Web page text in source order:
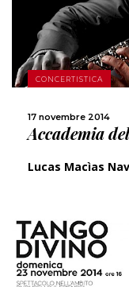
CONCERTISTICA
17 novembre 2014
Accademia
Lucas Macìas